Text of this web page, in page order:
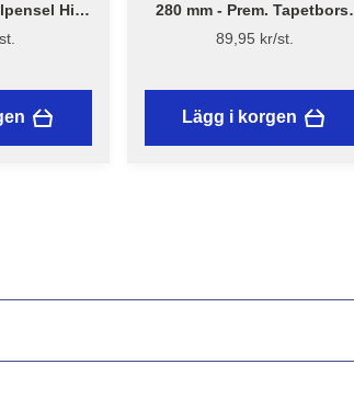
High
280 mm - Prem. Tapetborst
3540
89,95 kr/st.
Lägg i korgen